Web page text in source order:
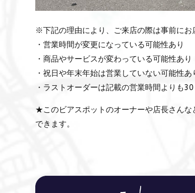
※下記の理由により、ご来店の際は事前にお
・営業時間が変更になっている可能性あり
・商品やサービスが変わっている可能性あり
・祝日や年末年始は営業していない可能性あ
・ラストオーダーは記載の営業時間よりも
★このビアスポットのオーナーや店長さん
できます。